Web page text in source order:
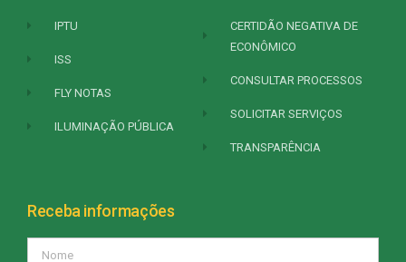
IPTU
ISS
FLY NOTAS
ILUMINAÇÃO PÚBLICA
CERTIDÃO NEGATIVA DE
ECONÔMICO
CONSULTAR PROCESSOS
SOLICITAR SERVIÇOS
TRANSPARÊNCIA
Receba informações